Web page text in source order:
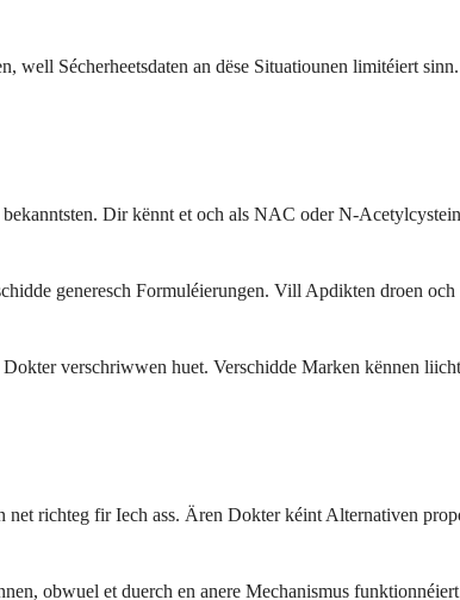
well Sécherheetsdaten an dëse Situatiounen limitéiert
Dir kënnt et och als NAC oder N-
generesch Formuléierungen. Vill Apdikten droen
verschriwwen huet. Verschidde Marken kënnen
richteg fir Iech ass. Ären Dokter kéint Alternativen
obwuel et duerch en anere Mechanismus